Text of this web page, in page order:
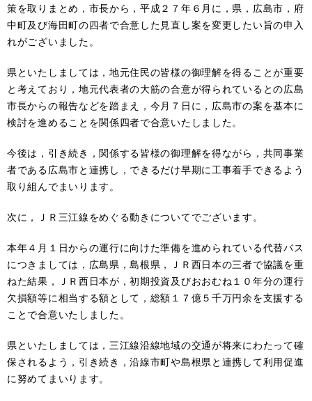
策を取りまとめ，市長から，平成２７年６月に，県，広島市，府
中町及び海田町の四者で合意した見直し案を変更したい旨の申入
れがございました。
県といたしましては，地元住民の皆様の御理解を得ることが重要
と考えており，地元代表者の大筋の合意が得られているとの広島
市長からの報告などを踏まえ，今月７日に，広島市の案を基本に
検討を進めることを関係四者で合意いたしました。
今後は，引き続き，関係する皆様の御理解を得ながら，共同事業
者である広島市と連携し，できるだけ早期に工事着手できるよう
取り組んでまいります。
次に，ＪＲ三江線をめぐる動きについてでございます。
本年４月１日からの運行に向けた準備を進められている代替バス
につきましては，広島県，島根県，ＪＲ西日本の三者で協議を重
ねた結果，ＪＲ西日本が，初期投資及びおおむね１０年分の運行
欠損額等に相当する額として，総額１７億５千万円余を支援する
ことで合意いたしました。
県といたしましては，三江線沿線地域の交通が将来にわたって確
保されるよう，引き続き，沿線市町や島根県と連携して利用促進
に努めてまいります。